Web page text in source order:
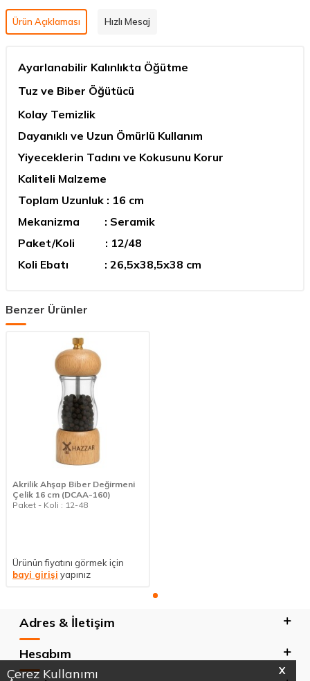
X
Çerez Kullanımı
Ürün Açıklaması Hızlı Mesaj
Ayarlanabilir Kalınlıkta Öğütme
Tuz ve Biber Öğütücü
Kolay Temizlik
Dayanıklı ve Uzun Ömürlü Kullanım
Yiyeceklerin Tadını ve Kokusunu Korur
Kaliteli Malzeme
Toplam Uzunluk : 16 cm
Mekanizma : Seramik
Paket/Koli : 12/48
Koli Ebatı : 26,5x38,5x38 cm
Benzer Ürünler
Akrilik Ahşap Biber Değirmeni
Çelik 16 cm (DCAA-160)
Paket - Koli : 12-48
Ürünün fiyatını görmek için
bayi girişi yapınız
Adres & İletişim
Hesabım